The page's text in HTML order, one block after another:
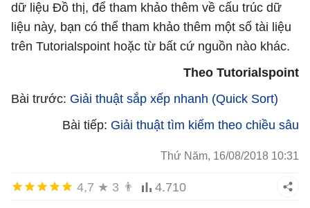
dữ liệu Đồ thị, để tham khảo thêm về cấu trúc dữ
liệu này, bạn có thể tham khảo thêm một số tài liệu
trên Tutorialspoint hoặc từ bất cứ nguồn nào khác.
Theo Tutorialspoint
Bài trước: Giải thuật sắp xếp nhanh (Quick Sort)
Bài tiếp: Giải thuật tìm kiếm theo chiều sâu
Thứ Năm, 16/08/2018 10:31
4,7 ★ 3 👨 4.710